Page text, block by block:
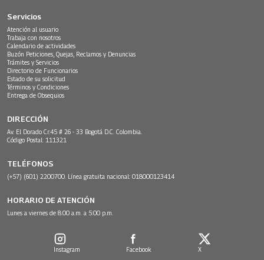
Servicios
Atención al usuario
Trabaja con nosotros
Calendario de actividades
Buzón Peticiones, Quejas, Reclamos y Denuncias
Trámites y Servicios
Directorio de Funcionarios
Estado de su solicitud
Términos y Condiciones
Entrega de Obsequios
DIRECCIÓN
Av. El Dorado Cr.45 # 26 - 33 Bogotá D.C. Colombia.
Código Postal: 111321
TELÉFONOS
(+57) (601) 2200700. Línea gratuita nacional: 018000123414
HORARIO DE ATENCIÓN
Lunes a viernes de 8:00 a.m. a 5:00 p.m.
Instagram Facebook X